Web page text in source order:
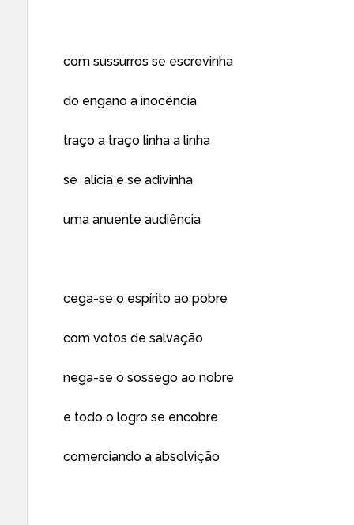
com sussurros se escrevinha
do engano a inocência
traço a traço linha a linha
se alicia e se adivinha
uma anuente audiência
cega-se o espírito ao pobre
com votos de salvação
nega-se o sossego ao nobre
e todo o logro se encobre
comerciando a absolvição